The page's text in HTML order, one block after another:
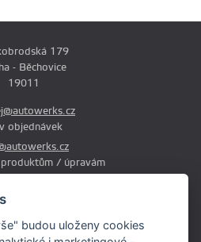
budou uloženy cookies
179
- Běchovice
19011
objednávek
/ úpravám
a 13:00-16:00